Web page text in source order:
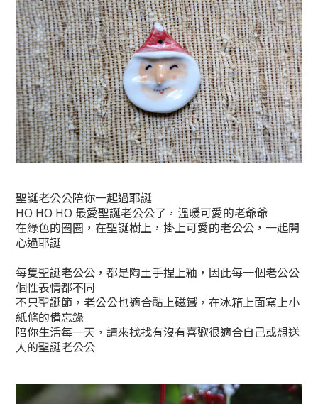
聖誕老公公陪你一起過耶誕
HO HO HO 最愛聖誕老公公了，溫暖可愛的老爺爺
在綠色的圈圈，在聖誕樹上，掛上可愛的老公公，一起開
心過耶誕
每隻聖誕老公公，都是陶土手捏上釉，因此每一個老公公
個性表情都不同
不只聖誕節，老公公也適合黏上磁鐵，在冰箱上面寫上小
紙條的備忘錄
陪你生活每一天，請來找找有沒有喜歡很適合自己或想送
人的聖誕老公公